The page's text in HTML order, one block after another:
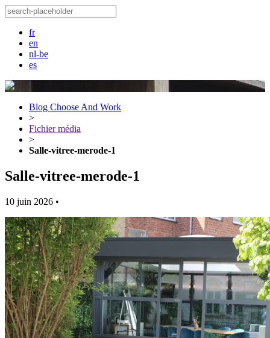
fr
en
nl-be
es
Blog Choose And Work
>
Fichier média
>
Salle-vitree-merode-1
Salle-vitree-merode-1
10 juin 2026 •